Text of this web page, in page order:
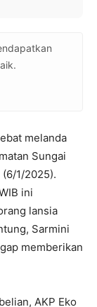
melanda
Sungai
1/2025).
ini
lansia
Sarmini
memberikan
AKP Eko